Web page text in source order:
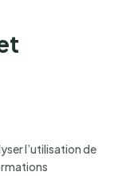
l’utilisation de